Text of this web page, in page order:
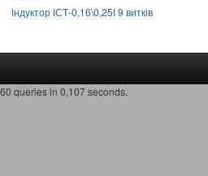
Індуктор ІСТ-0,16\0,25І 9 витків
60 queries in 0,107 seconds.